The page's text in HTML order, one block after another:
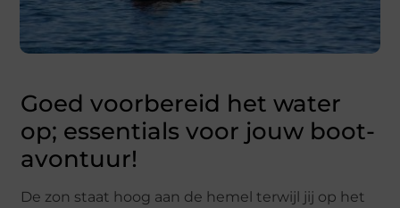
Goed voorbereid het water
op; essentials voor jouw boot-
avontuur!
De zon staat hoog aan de hemel terwijl jij op het